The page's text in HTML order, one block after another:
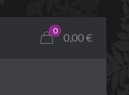
0
0,00€